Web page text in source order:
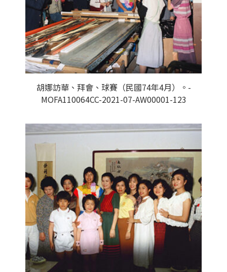
胡娜訪華、拜會、球賽（民國74年4月）。-
MOFA110064CC-2021-07-AW00001-123